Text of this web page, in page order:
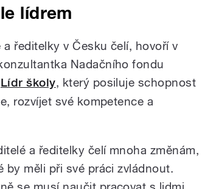
lídrem
ředitelky v Česku čelí, hovoří v
Nadačního fondu
Lídr školy, který posiluje schopnost
rozvíjet své kompetence a
a ředitelky čelí mnoha změnám,
by měli při své práci zvládnout.